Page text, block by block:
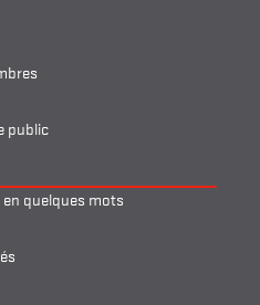
public
quelques mots